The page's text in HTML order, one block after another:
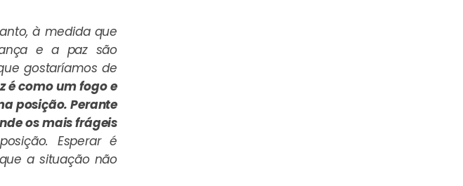
à medida que
e a paz são
gostaríamos de
é como um fogo e
posição. Perante
os mais frágeis
Esperar é
a situação não